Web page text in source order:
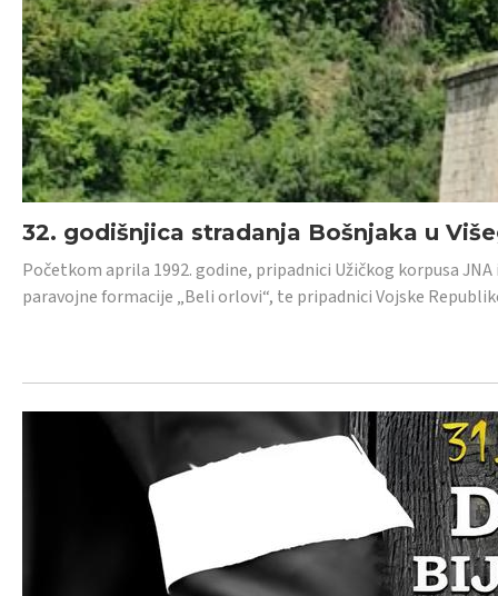
32. godišnjica stradanja Bošnjaka u
Početkom aprila 1992. godine, pripadnici Užičkog korpusa
paravojne formacije „Beli orlovi“, te pripadnici Vojske